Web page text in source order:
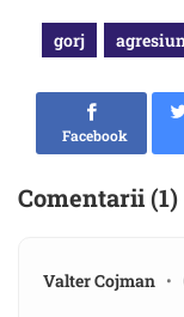
gorj
Facebook
Comentarii (1)
Valter Cojman •